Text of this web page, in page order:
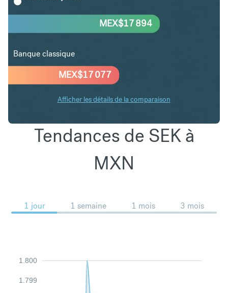
MEX$17 077
MEX$17 894
Banque classique
Afficher les détails de la comparaison
Tendances de SEK à
MXN
1 jour 1 semaine 1 mois 3 mois
1.799
1.800